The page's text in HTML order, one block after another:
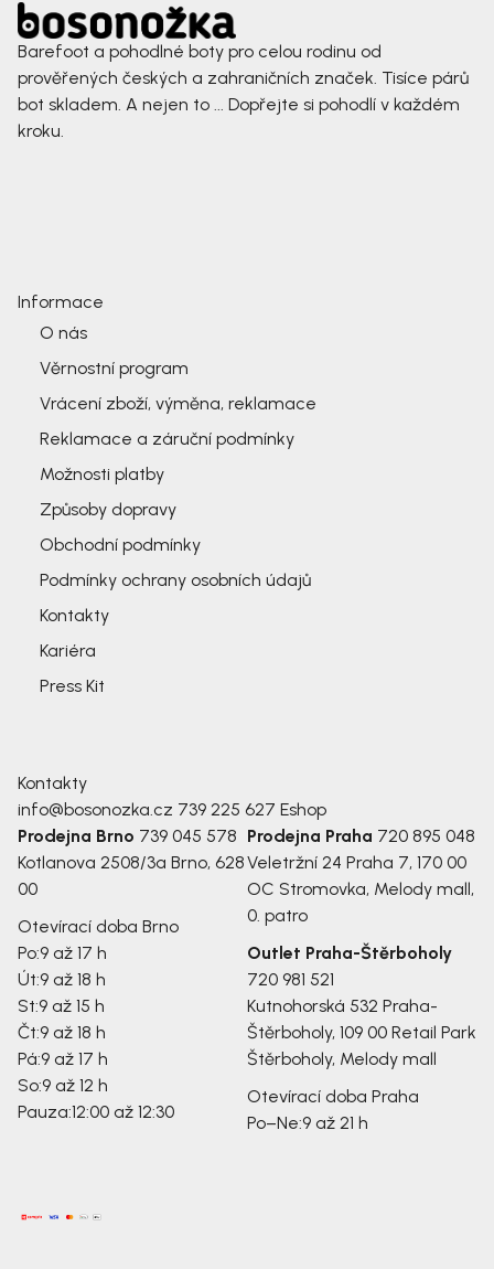
Barefoot a pohodlné boty pro celou rodinu od
prověřených českých a zahraničních značek. Tisíce párů
bot skladem. A nejen to ... Dopřejte si pohodlí v každém
kroku.
Informace
O nás
Věrnostní program
Vrácení zboží, výměna, reklamace
Reklamace a záruční podmínky
Možnosti platby
Způsoby dopravy
Obchodní podmínky
Podmínky ochrany osobních údajů
Kontakty
Kariéra
Press Kit
Kontakty
info@bosonozka.cz 739 225 627 Eshop
Prodejna Brno 739 045 578
Kotlanova 2508/3a Brno, 628
00
Otevírací doba Brno
Po:9 až 17 h
Út:9 až 18 h
St:9 až 15 h
Čt:9 až 18 h
Pá:9 až 17 h
So:9 až 12 h
Pauza:12:00 až 12:30
Prodejna Praha 720 895 048
Veletržní 24 Praha 7, 170 00
OC Stromovka, Melody mall,
0. patro
Outlet Praha-Štěrboholy
720 981 521
Kutnohorská 532 Praha-
Štěrboholy, 109 00 Retail Park
Štěrboholy, Melody mall
Otevírací doba Praha
Po–Ne:9 až 21 h